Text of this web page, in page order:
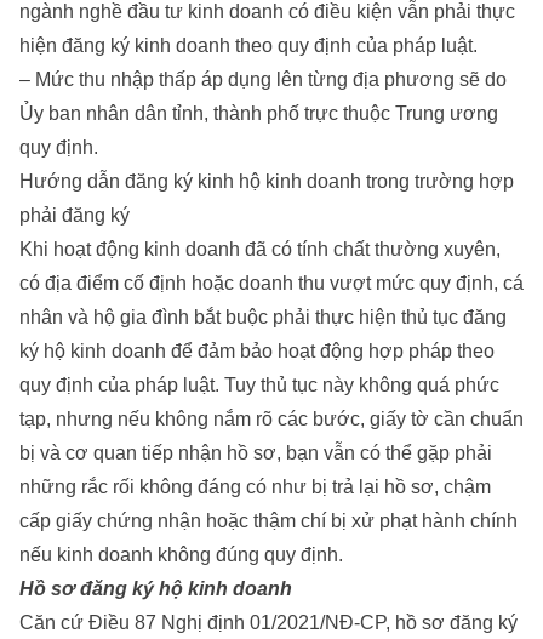
ngành nghề đầu tư kinh doanh có điều kiện vẫn phải thực
hiện đăng ký kinh doanh theo quy định của pháp luật.
– Mức thu nhập thấp áp dụng lên từng địa phương sẽ do
Ủy ban nhân dân tỉnh, thành phố trực thuộc Trung ương
quy định.
Hướng dẫn đăng ký kinh hộ kinh doanh trong trường hợp
phải đăng ký
Khi hoạt động kinh doanh đã có tính chất thường xuyên,
có địa điểm cố định hoặc doanh thu vượt mức quy định, cá
nhân và hộ gia đình bắt buộc phải thực hiện thủ tục đăng
ký hộ kinh doanh để đảm bảo hoạt động hợp pháp theo
quy định của pháp luật. Tuy thủ tục này không quá phức
tạp, nhưng nếu không nắm rõ các bước, giấy tờ cần chuẩn
bị và cơ quan tiếp nhận hồ sơ, bạn vẫn có thể gặp phải
những rắc rối không đáng có như bị trả lại hồ sơ, chậm
cấp giấy chứng nhận hoặc thậm chí bị xử phạt hành chính
nếu kinh doanh không đúng quy định.
Hồ sơ đăng ký hộ kinh doanh
Căn cứ Điều 87 Nghị định 01/2021/NĐ-CP, hồ sơ đăng ký